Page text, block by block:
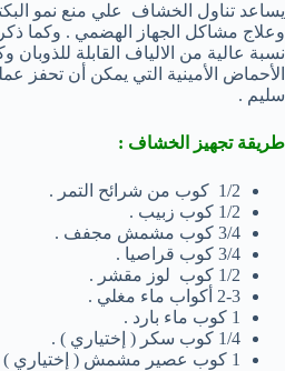
يساعد تناول الخشاف علي منع نمو
وعلاج مشاكل الجهاز الهضمي . وكما
نسبة عالية من الالياف القابلة للذوبان
الأحماض الأمينية التي يمكن أن تحفز
سليم .
طريقة تجهيز الخشاف :
1/2 كوب من شرائح التمر .
1/2 كوب زبيب .
3/4 كوب مشمش مجفف .
3/4 كوب قراصيا .
1/2 كوب لوز مقشر .
2-3 أكواب ماء مغلي .
1 كوب ماء بارد .
1/4 كوب سكر ( إختياري ) .
1 كوب عصير مشمش ( إختياري ) .